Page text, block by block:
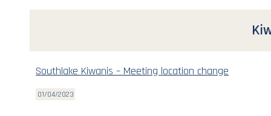
Southlake Kiwanis – Meeting location change
01/04/2023